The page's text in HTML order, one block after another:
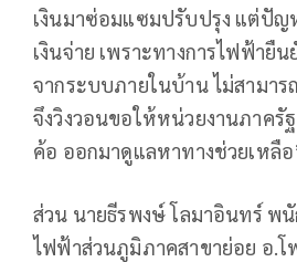
เงินมาซ่อมแซมปรับปรุง แต่ปัญ
เงินจ่าย เพราะทางการไฟฟ้ายื
จากระบบภายในบ้าน ไม่สามาร
จึงวิงวอนขอให้หน่วยงานภาครั
ค้อ ออกมาดูแลหาทางช่วยเหลือ
ส่วน นายธีรพงษ์ โลมาอินทร์ พ
ไฟฟ้าส่วนภูมิภาคสาขาย่อย อ.โ